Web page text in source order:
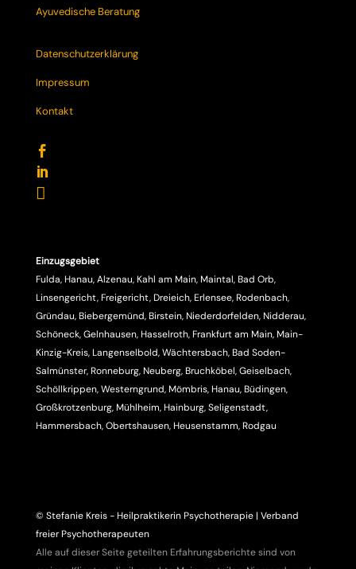
Ayuvedische Beratung
Datenschutzerklärung
Impressum
Kontakt



Einzugsgebiet
Fulda, Hanau, Alzenau, Kahl am Main, Maintal, Bad Orb,
Linsengericht, Freigericht, Dreieich, Erlensee, Rodenbach,
Gründau, Biebergemünd, Birstein, Niederdorfelden, Nidderau,
Schöneck, Gelnhausen, Hasselroth, Frankfurt am Main, Main-
Kinzig-Kreis, Langenselbold, Wächtersbach, Bad Soden-
Salmünster, Ronneburg, Neuberg, Bruchköbel, Geiselbach,
Schöllkrippen, Westerngrund, Mömbris, Hanau, Büdingen,
Großkrotzenburg, Mühlheim, Hainburg, Seligenstadt,
Hammersbach, Obertshausen, Heusenstamm, Rodgau
© Stefanie Kreis - Heilpraktikerin Psychotherapie | Verband
freier Psychotherapeuten
Alle auf dieser Seite geteilten Erfahrungsberichte sind von